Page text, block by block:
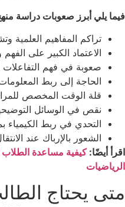
فيما يلي أبرز صعوبات دراسة
تراكم المفاهيم
الاعتماد الكبير على
صعوبة في فهم التفاعلات
الحاجة إلى ربط
قلة الوقت المخصص
نقص في الوسائل
التحدي في ربط الكيمياء
الشعور بالإرباك عند
اقرأ أيضًا:كيفية مساعدة
الرياضيات
متى يحتاج